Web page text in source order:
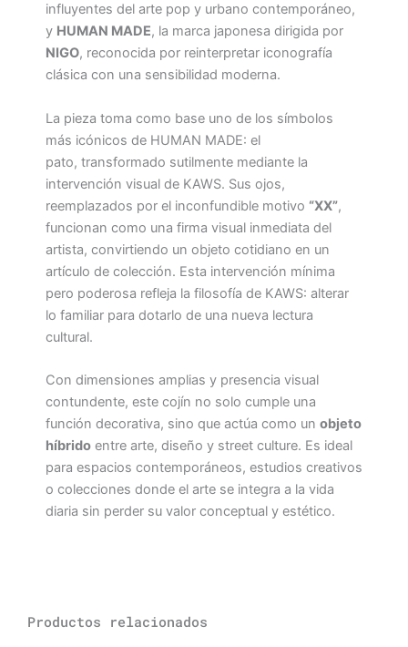
influyentes del arte pop y urbano contemporáneo,
y HUMAN MADE, la marca japonesa dirigida por
NIGO, reconocida por reinterpretar iconografía
clásica con una sensibilidad moderna.
La pieza toma como base uno de los símbolos
más icónicos de HUMAN MADE: el
pato, transformado sutilmente mediante la
intervención visual de KAWS. Sus ojos,
reemplazados por el inconfundible motivo “XX”,
funcionan como una firma visual inmediata del
artista, convirtiendo un objeto cotidiano en un
artículo de colección. Esta intervención mínima
pero poderosa refleja la filosofía de KAWS: alterar
lo familiar para dotarlo de una nueva lectura
cultural.
Con dimensiones amplias y presencia visual
contundente, este cojín no solo cumple una
función decorativa, sino que actúa como un objeto
híbrido entre arte, diseño y street culture. Es ideal
para espacios contemporáneos, estudios creativos
o colecciones donde el arte se integra a la vida
diaria sin perder su valor conceptual y estético.
Productos relacionados